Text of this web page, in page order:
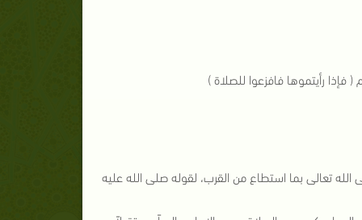
رأيتموها فافزعوا للصلاة )
الله تعالى بما استطاع من القرب، لقوله صلى الله عليه